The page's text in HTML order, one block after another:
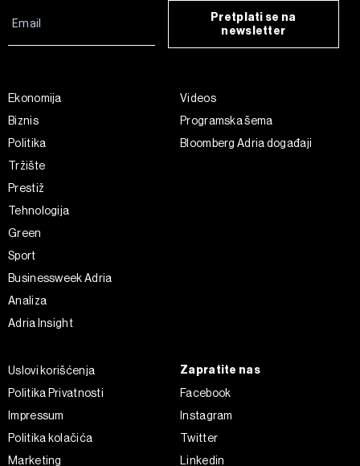
Pretplati se na
newsletter
Ekonomija
Biznis
Politika
Tržište
Prestiž
Tehnologija
Green
Sport
Businessweek Adria
Analiza
Adria Insight
Videos
Programska šema
Bloomberg Adria događaji
Uslovi korišćenja
Politika Privatnosti
Impressum
Politika kolačića
Marketing
Zapratite nas
Facebook
Instagram
Twitter
Linkedin